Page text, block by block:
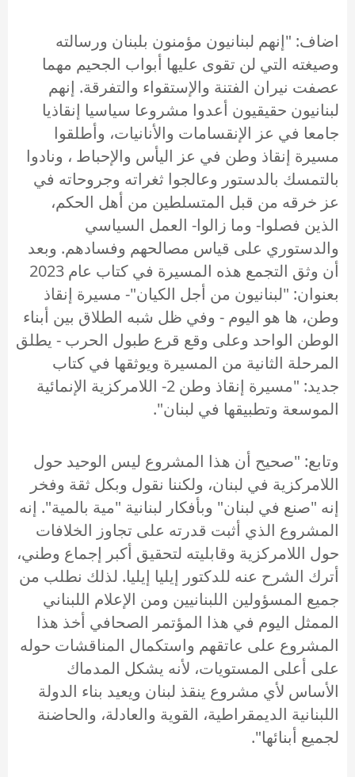
اضاف: "إنهم لبنانيون مؤمنون بلبنان ورسالته
وصيغته التي لن تقوى عليها أبواب الجحيم مهما
عصفت نيران الفتنة والإستقواء والتفرقة. إنهم
لبنانيون حقيقيون أعدوا مشروعا سياسيا إنقاذيا
جامعا في عز الإنقسامات والأنانيات، وأطلقوا
مسيرة إنقاذ وطن في عز اليأس والإحباط ، ونادوا
بالتمسك بالدستور وعالجوا ثغراته وجروحاته في
عز خرقه من قبل المتسلطين من أهل الحكم،
الذين فصلوا- وما زالوا- العمل السياسي
والدستوري على قياس مصالحهم وفسادهم. وبعد
أن وثق التجمع هذه المسيرة في كتاب عام 2023
بعنوان: "لبنانيون من أجل الكيان"- مسيرة إنقاذ
وطن، ها هو اليوم - وفي ظل شبه الطلاق بين أبناء
الوطن الواحد وعلى وقع قرع طبول الحرب - يطلق
المرحلة الثانية من المسيرة ويوثقها في كتاب
جديد: "مسيرة إنقاذ وطن 2- اللامركزية الإنمائية
الموسعة وتطبيقها في لبنان".
وتابع: "صحيح أن هذا المشروع ليس الوحيد حول
اللامركزية في لبنان، ولكننا نقول وبكل ثقة وفخر
إنه "صنع في لبنان" وبأفكار لبنانية "مية بالمية". إنه
المشروع الذي أثبت قدرته على تجاوز الخلافات
حول اللامركزية وقابليته لتحقيق أكبر إجماع وطني،
أترك الشرح عنه للدكتور إيليا إيليا. لذلك نطلب من
جميع المسؤولين اللبنانيين ومن الإعلام اللبناني
الممثل اليوم في هذا المؤتمر الصحافي أخذ هذا
المشروع على عاتقهم واستكمال المناقشات حوله
على أعلى المستويات، لأنه يشكل المدماك
الأساس لأي مشروع ينقذ لبنان ويعيد بناء الدولة
اللبنانية الديمقراطية، القوية والعادلة، والحاضنة
لجميع أبنائها".